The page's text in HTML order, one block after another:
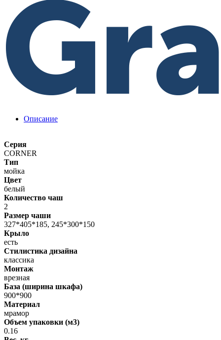
Описание
Серия
CORNER
Тип
мойка
Цвет
белый
Количество чаш
2
Размер чаши
327*405*185, 245*300*150
Крыло
есть
Стилистика дизайна
классика
Монтаж
врезная
База (ширина шкафа)
900*900
Материал
мрамор
Объем упаковки (м3)
0.16